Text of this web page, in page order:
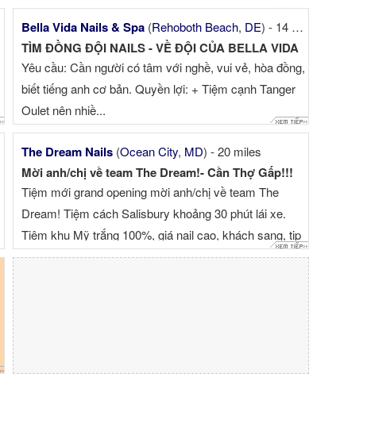
Bella Vida Nails & Spa (Rehoboth Beach, DE) - 14 miles
TÌM ĐỒNG ĐỘI NAILS - VỀ ĐỘI CỦA BELLA VIDA
Yêu cầu: Cần người có tâm với nghề, vui vẻ, hòa đồng,
biết tiếng anh cơ bản. Quyền lợi: + Tiệm cạnh Tanger
Oulet nên nhiề...
The Dream Nails (Ocean City, MD) - 20 miles
Mời anh/chị về team The Dream!- Cần Thợ Gấp!!!
Tiệm mới grand opening mời anh/chị về team The
Dream! Tiệm cách Salisbury khoảng 30 phút lái xe.
Tiệm khu Mỹ trắng 100%, giá nail cao, khách sang, tip
cao, ...